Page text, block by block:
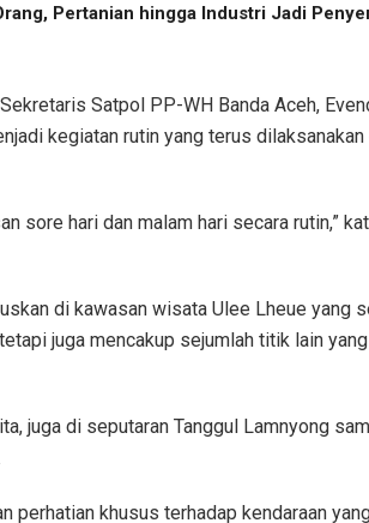
Pertanian hingga Industri Jadi
Satpol PP-WH Banda Aceh,
kegiatan rutin yang terus
sore hari dan malam hari secara rutin,”
di kawasan wisata Ulee Lheue yang
juga mencakup sejumlah titik lain
juga di seputaran Tanggul Lamnyong
perhatian khusus terhadap kendaraan